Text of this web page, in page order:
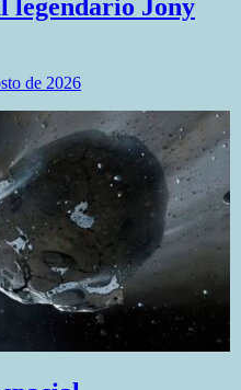
legendario Jony
de 2026